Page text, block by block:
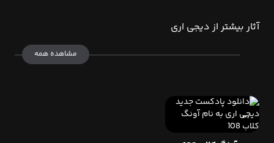
آثار بیشتر از دیجی اری
مشاهده همه